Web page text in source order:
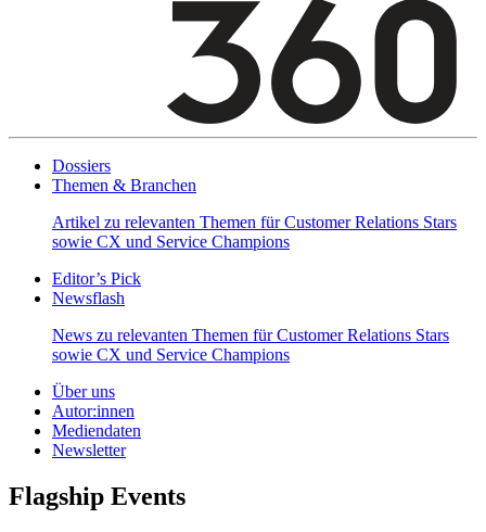
Dossiers
Themen & Branchen
Artikel zu relevanten Themen für Customer Relations Stars
sowie CX und Service Champions
Editor’s Pick
Newsflash
News zu relevanten Themen für Customer Relations Stars
sowie CX und Service Champions
Über uns
Autor:innen
Mediendaten
Newsletter
Flagship Events